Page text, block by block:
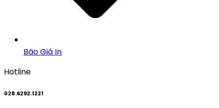
Báo Giá In
Hotline
028.6292.1221